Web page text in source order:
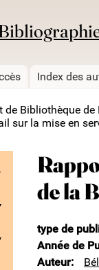
Index des
de Bibliothèque de
sur la mise en
de la
type de
Année de
Auteur